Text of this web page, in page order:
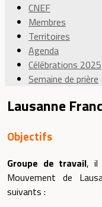
CNEF
Membres
Territoires
Agenda
Célébrations 2025
Semaine de prière
Lausanne
Objectifs
Groupe de travail, il
Mouvement de
suivants :